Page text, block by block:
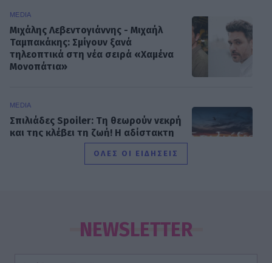
MEDIA
Μιχάλης Λεβεντογιάννης - Μιχαήλ
Ταμπακάκης: Σμίγουν ξανά
τηλεοπτικά στη νέα σειρά «Χαμένα
Μονοπάτια»
MEDIA
Σπιλιάδες Spoiler: Τη θεωρούν νεκρή
και της κλέβει τη ζωή! Η αδίστακτη
προδοσία της κολλητής της
Ντούρος: Το χειμώνα στο θέατρο
ΟΛΕΣ ΟΙ ΕΙΔΗΣΕΙΣ
NEWSLETTER